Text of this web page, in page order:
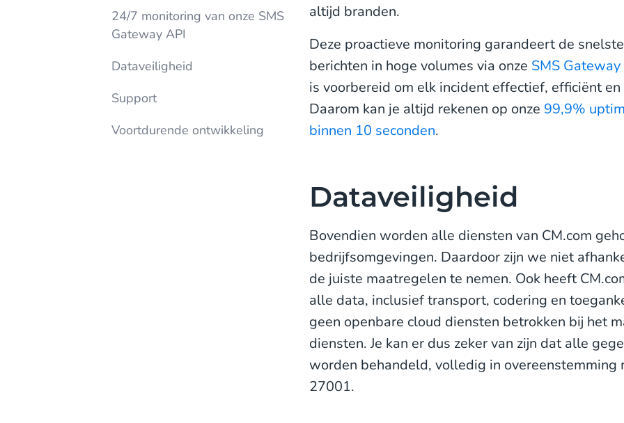
24/7 monitoring van onze SMS
Gateway API
Dataveiligheid
Support
Voortdurende ontwikkeling
altijd branden.
Deze proactieve monitoring garandeert de
berichten in hoge volumes via onze SMS Gateway
is voorbereid om elk incident effectief, efficiënt
Daarom kan je altijd rekenen op onze 99,9%
binnen 10 seconden.
Dataveiligheid
Bovendien worden alle diensten van CM.com
bedrijfsomgevingen. Daardoor zijn we niet
de juiste maatregelen te nemen. Ook heeft
alle data, inclusief transport, codering en
geen openbare cloud diensten betrokken bij het
diensten. Je kan er dus zeker van zijn dat alle
worden behandeld, volledig in overeenstemming
27001.